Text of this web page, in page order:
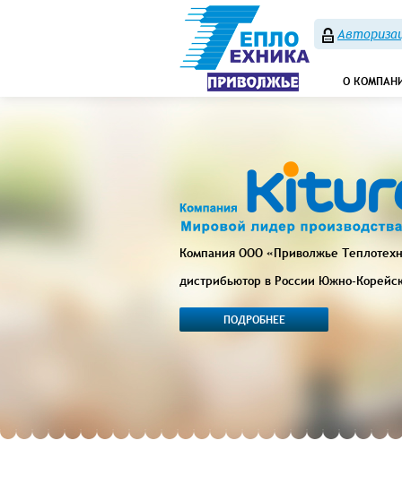
О
Компания ООО «Приволжье
дистрибьютор в России Южно-
ПОДРОБНЕЕ